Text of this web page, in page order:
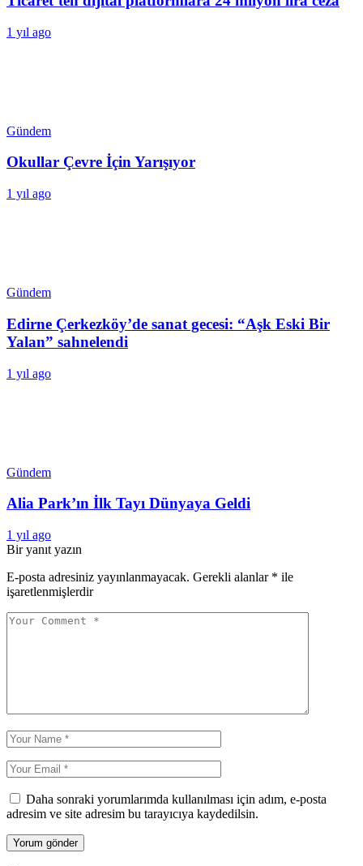
1 yıl ago
Gündem
Okullar Çevre İçin Yarışıyor
1 yıl ago
Gündem
Edirne Çerkezköy’de sanat gecesi: “Aşk Eski Bir
Yalan” sahnelendi
1 yıl ago
Gündem
Alia Park’ın İlk Tayı Dünyaya Geldi
1 yıl ago
Bir yanıt yazın
E-posta adresiniz yayınlanmayacak. Gerekli alanlar * ile
işaretlenmişlerdir
Daha sonraki yorumlarımda kullanılması için adım, e-posta
adresim ve site adresim bu tarayıcıya kaydedilsin.